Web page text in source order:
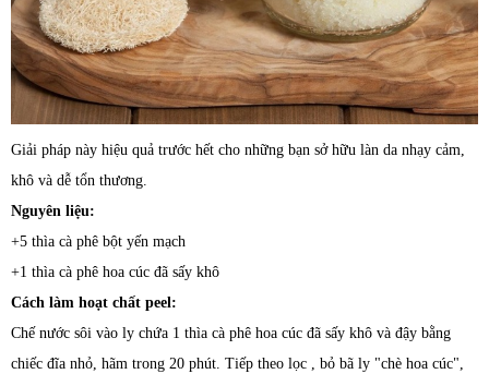
Giải pháp này hiệu quả trước hết cho những bạn sở hữu làn da nhạy cảm,
khô và dễ tổn thương.
Nguyên liệu:
+5 thìa cà phê bột yến mạch
+1 thìa cà phê hoa cúc đã sấy khô
Cách làm hoạt chất peel:
Chế nước sôi vào ly chứa 1 thìa cà phê hoa cúc đã sấy khô và đậy bằng
chiếc đĩa nhỏ, hãm trong 20 phút. Tiếp theo lọc , bỏ bã ly "chè hoa cúc",